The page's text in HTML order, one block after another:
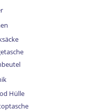
Hülle